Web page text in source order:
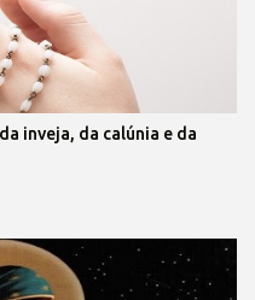
inveja, da calúnia e da